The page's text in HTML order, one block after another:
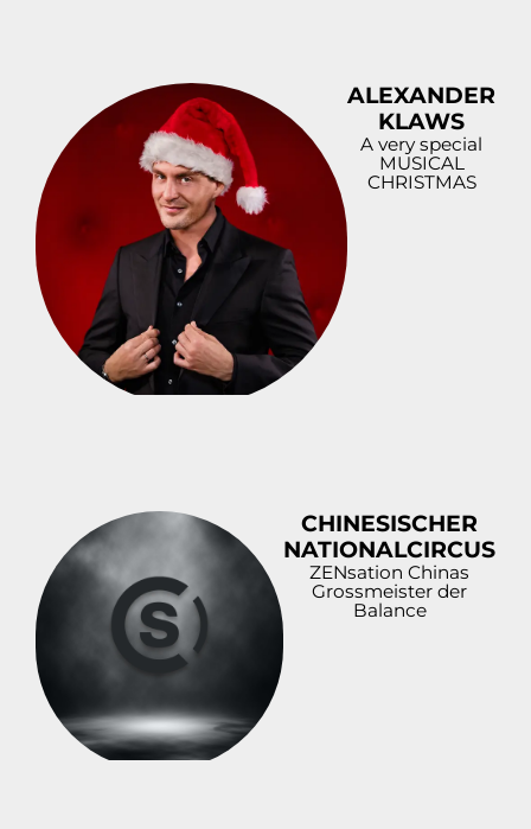
ALEXANDER
KLAWS
A very special
MUSICAL
CHRISTMAS
CHINESISCHER
NATIONALCIRCUS
ZENsation Chinas
Grossmeister der
Balance